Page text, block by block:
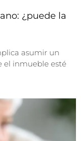
¿puede la
asumir un
el inmueble esté